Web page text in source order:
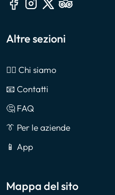
Altre sezioni
🙎‍♂️ Chi siamo
📧 Contatti
🤔 FAQ
👔 Per le aziende
📱 App
Mappa del sito